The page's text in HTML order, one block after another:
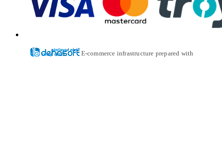
E-commerce infrastructure prepared with